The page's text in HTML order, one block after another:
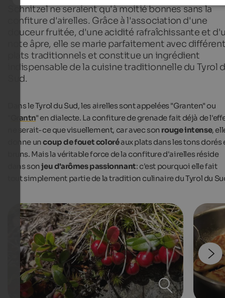
Schnitzel ne seraient qu'à moitié bonnes sans la
confiture d'airelles. Grâce à l'association d'une
douceur fruitée, d'une acidité rafraîchissante et
note âpre, elle se marie parfaitement avec
plats traditionnels et constitue un ingrédient
indispensable de la cuisine traditionnelle du Tyrol
Sud.
Dans le Tyrol du Sud, les airelles sont appelées "Granten" ou
Grantn" en dialecte. La confiture de grenade fait déjà de
ne serait-ce que visuellement, car avec son rouge intense,
donne uncoup de fouet coloréaux plats dans les tons dorés
bruns. Mais la véritable force de la confiture d'airelles réside
dans sonjeu d'arômes passionnant: c'est pourquoi elle fait
tout simplement partie de la tradition culinaire du Tyrol du